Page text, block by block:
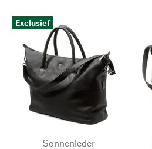
Exclusief
Sonnenleder